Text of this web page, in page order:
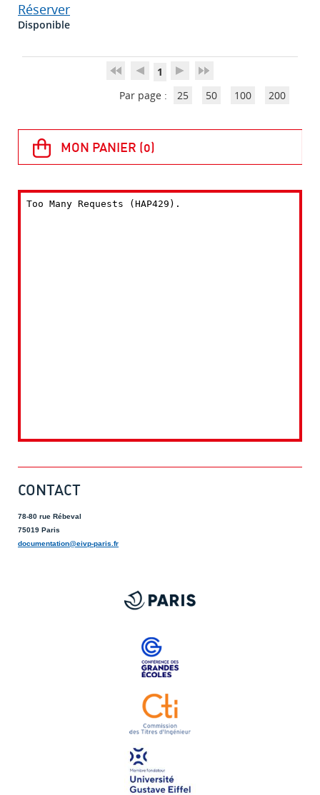
Réserver
Disponible
1
Par page :
25 50 100 200
CONTACT
78-80 rue Rébeval
75019 Paris
documentation@eivp-paris.fr